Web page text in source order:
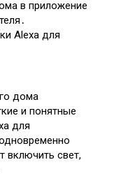
в приложение
Alexa для
дома
и понятные
для
включить свет,